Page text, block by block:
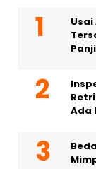
Usai
Panji
Ada